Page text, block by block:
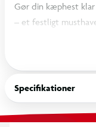
Gør din kæphest
– et festligt
Kåben er lavet i
som giver et ægte
Den er let og
monteres nemt, så
bevægelse.
Specifikationer